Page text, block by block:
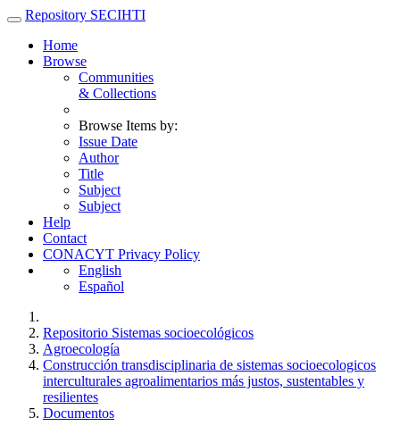
SkipRepository SECIHTI
Home
Browse
Communities
& Collections
Browse Items by:
Issue Date
Author
Title
Subject
Subject
Help
Contact
CONACYT Privacy Policy
English
Español
Repositorio Sistemas socioecológicos
Agroecología
Construcción transdisciplinaria de sistemas socioecologicos
interculturales agroalimentarios más justos, sustentables y
resilientes
Documentos